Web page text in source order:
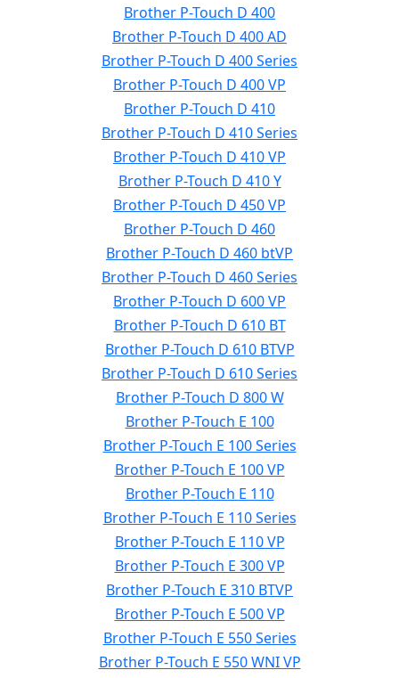
Brother P-Touch D 400
Brother P-Touch D 400 AD
Brother P-Touch D 400 Series
Brother P-Touch D 400 VP
Brother P-Touch D 410
Brother P-Touch D 410 Series
Brother P-Touch D 410 VP
Brother P-Touch D 410 Y
Brother P-Touch D 450 VP
Brother P-Touch D 460
Brother P-Touch D 460 btVP
Brother P-Touch D 460 Series
Brother P-Touch D 600 VP
Brother P-Touch D 610 BT
Brother P-Touch D 610 BTVP
Brother P-Touch D 610 Series
Brother P-Touch D 800 W
Brother P-Touch E 100
Brother P-Touch E 100 Series
Brother P-Touch E 100 VP
Brother P-Touch E 110
Brother P-Touch E 110 Series
Brother P-Touch E 110 VP
Brother P-Touch E 300 VP
Brother P-Touch E 310 BTVP
Brother P-Touch E 500 VP
Brother P-Touch E 550 Series
Brother P-Touch E 550 WNI VP